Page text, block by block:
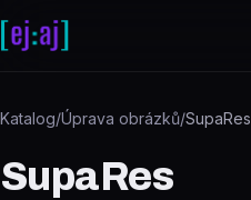
Katalog/Úprava obrázků/SupaRes
SupaRes